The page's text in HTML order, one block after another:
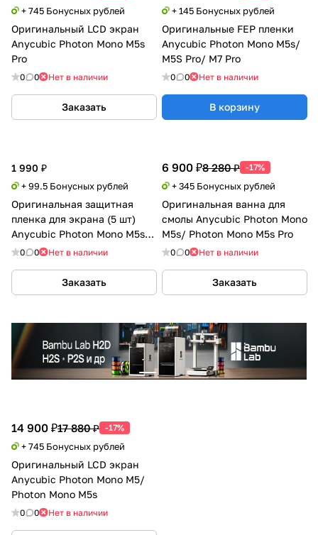
+ 745 Бонусных рублей
Оригинальный LCD экран
Anycubic Photon Mono M5s
Pro
0 0 Нет в наличии
Заказать
+ 145 Бонусных рублей
Оригинальные FEP пленки
Anycubic Photon Mono M5s/
M5S Pro/ M7 Pro
0 0 Нет в наличии
В корзину
1 990 ₽
+ 99.5 Бонусных рублей
Оригинальная защитная
пленка для экрана (5 шт)
Anycubic Photon Mono M5s/
Photon Mono M5s Pro
0 0 Нет в наличии
Заказать
6 900 ₽8 280 ₽ -17%
+ 345 Бонусных рублей
Оригинальная ванна для
смолы Anycubic Photon Mono
M5s/ Photon Mono M5s Pro
0 0 Нет в наличии
Заказать
14 900 ₽17 880 ₽ -17%
+ 745 Бонусных рублей
Оригинальный LCD экран
Anycubic Photon Mono M5/
Photon Mono M5s
0 0 Нет в наличии